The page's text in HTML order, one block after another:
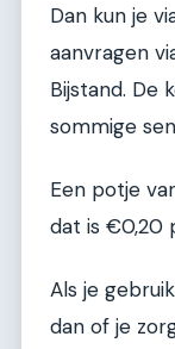
Dan kun je
aanvragen
Bijstand. De
sommige
Een potje
dat is €0,20
Als je
dan of je